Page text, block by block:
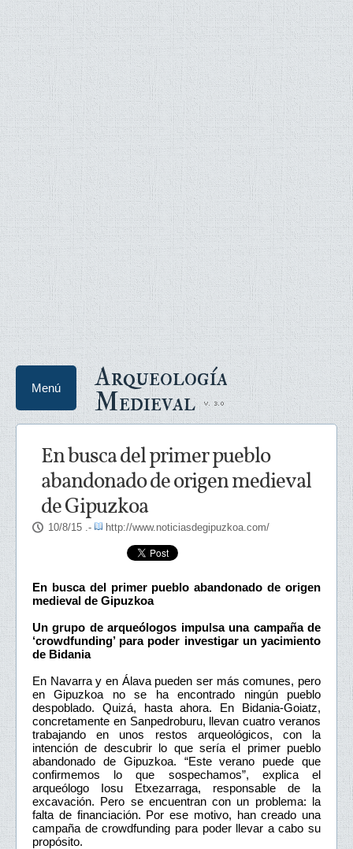
Arqueología
Medieval
Menú
En busca del primer pueblo
abandonado de origen medieval
de Gipuzkoa
10/8/15 .- http://www.noticiasdegipuzkoa.com/
En busca del primer pueblo abandonado de origen
medieval de Gipuzkoa
Un grupo de arqueólogos impulsa una campaña de
‘crowdfunding’ para poder investigar un yacimiento
de Bidania
En Navarra y en Álava pueden ser más comunes, pero
en Gipuzkoa no se ha encontrado ningún pueblo
despoblado. Quizá, hasta ahora. En Bidania-Goiatz,
concretamente en Sanpedroburu, llevan cuatro veranos
trabajando en unos restos arqueológicos, con la
intención de descubrir lo que sería el primer pueblo
abandonado de Gipuzkoa. “Este verano puede que
confirmemos lo que sospechamos”, explica el
arqueólogo Iosu Etxezarraga, responsable de la
excavación. Pero se encuentran con un problema: la
falta de financiación. Por ese motivo, han creado una
campaña de crowdfunding para poder llevar a cabo su
propósito.